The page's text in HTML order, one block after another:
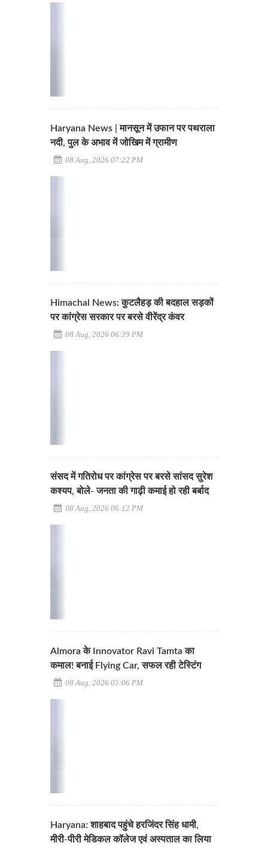
Haryana News | मानसून में उफान पर पथराला
नदी, पुल के अभाव में जोखिम में ग्रामीण
08 Aug, 2026 07:22 PM
Himachal News: कुटलैहड़ की बदहाल सड़कों
पर कांग्रेस सरकार पर बरसे वीरेंद्र कंवर
08 Aug, 2026 06:39 PM
संसद में गतिरोध पर कांग्रेस पर बरसे सांसद सुरेश
कश्यप, बोले- जनता की गाढ़ी कमाई हो रही बर्बाद
08 Aug, 2026 06:12 PM
Almora के Innovator Ravi Tamta का
कमाल! बनाई Flying Car, सफल रही टेस्टिंग
08 Aug, 2026 05:06 PM
Haryana: शाहबाद पहुंचे हरजिंदर सिंह धामी,
मीरी-पीरी मेडिकल कॉलेज एवं अस्पताल का लिया